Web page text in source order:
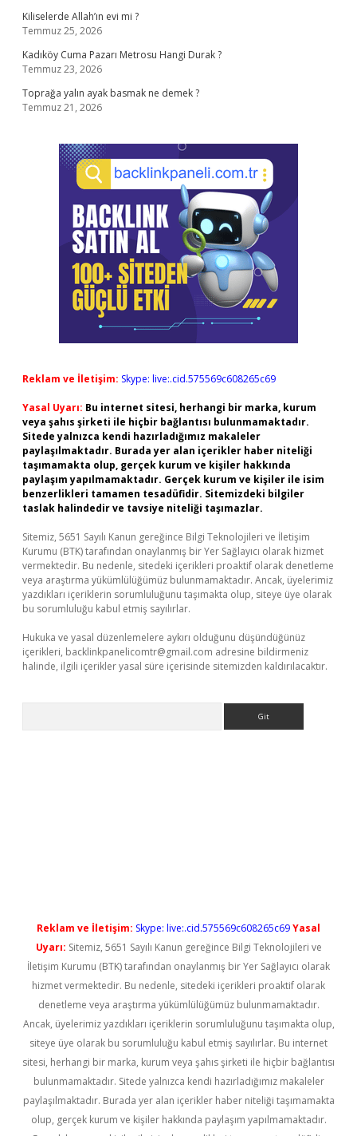
Kiliselerde Allah’ın evi mi ?
Temmuz 25, 2026
Kadıköy Cuma Pazarı Metrosu Hangi Durak ?
Temmuz 23, 2026
Toprağa yalın ayak basmak ne demek ?
Temmuz 21, 2026
Reklam ve İletişim: Skype: live:.cid.575569c608265c69
Yasal Uyarı: Bu internet sitesi, herhangi bir marka, kurum
veya şahıs şirketi ile hiçbir bağlantısı bulunmamaktadır.
Sitede yalnızca kendi hazırladığımız makaleler
paylaşılmaktadır. Burada yer alan içerikler haber niteliği
taşımamakta olup, gerçek kurum ve kişiler hakkında
paylaşım yapılmamaktadır. Gerçek kurum ve kişiler ile isim
benzerlikleri tamamen tesadüfidir. Sitemizdeki bilgiler
taslak halindedir ve tavsiye niteliği taşımazlar.
Sitemiz, 5651 Sayılı Kanun gereğince Bilgi Teknolojileri ve İletişim
Kurumu (BTK) tarafından onaylanmış bir Yer Sağlayıcı olarak hizmet
vermektedir. Bu nedenle, sitedeki içerikleri proaktif olarak denetleme
veya araştırma yükümlülüğümüz bulunmamaktadır. Ancak, üyelerimiz
yazdıkları içeriklerin sorumluluğunu taşımakta olup, siteye üye olarak
bu sorumluluğu kabul etmiş sayılırlar.
Hukuka ve yasal düzenlemelere aykırı olduğunu düşündüğünüz
içerikleri, backlinkpanelicomtr@gmail.com adresine bildirmeniz
halinde, ilgili içerikler yasal süre içerisinde sitemizden kaldırılacaktır.
Reklam ve İletişim: Skype: live:.cid.575569c608265c69Yasal
Uyarı: Sitemiz, 5651 Sayılı Kanun gereğince Bilgi Teknolojileri ve
İletişim Kurumu (BTK) tarafından onaylanmış bir Yer Sağlayıcı olarak
hizmet vermektedir. Bu nedenle, sitedeki içerikleri proaktif olarak
denetleme veya araştırma yükümlülüğümüz bulunmamaktadır.
Ancak, üyelerimiz yazdıkları içeriklerin sorumluluğunu taşımakta olup,
siteye üye olarak bu sorumluluğu kabul etmiş sayılırlar. Bu internet
sitesi, herhangi bir marka, kurum veya şahıs şirketi ile hiçbir bağlantısı
bulunmamaktadır. Sitede yalnızca kendi hazırladığımız makaleler
paylaşılmaktadır. Burada yer alan içerikler haber niteliği taşımamakta
olup, gerçek kurum ve kişiler hakkında paylaşım yapılmamaktadır.